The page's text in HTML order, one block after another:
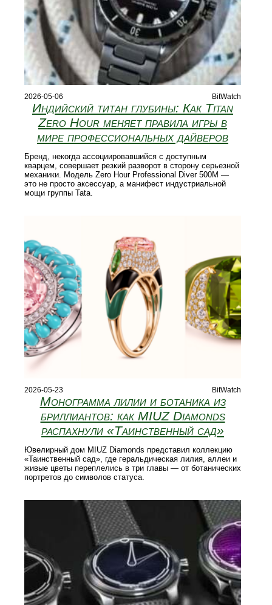
2026-05-06 BitWatch
Индийский титан глубины: Как Titan
Zero Hour меняет правила игры в
мире профессиональных дайверов
Бренд, некогда ассоциировавшийся с доступным
кварцем, совершает резкий разворот в сторону серьезной
механики. Модель Zero Hour Professional Diver 500M —
это не просто аксессуар, а манифест индустриальной
мощи группы Tata.
2026-05-23 BitWatch
Монограмма лилии и ботаника из
бриллиантов: как MIUZ Diamonds
распахнули «Таинственный сад»
Ювелирный дом MIUZ Diamonds представил коллекцию
«Таинственный сад», где геральдическая лилия, аллеи и
живые цветы переплелись в три главы — от ботанических
портретов до символов статуса.